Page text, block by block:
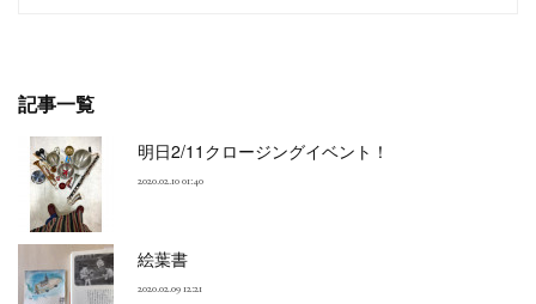
記事一覧
明日2/11クロージングイベント！
2020.02.10 01:40
絵葉書
2020.02.09 12:21